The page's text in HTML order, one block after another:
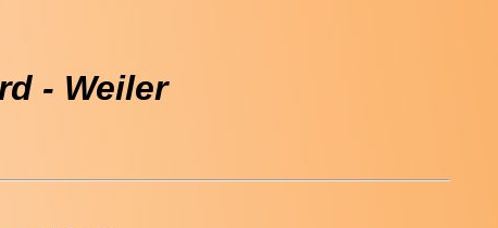
- Weiler